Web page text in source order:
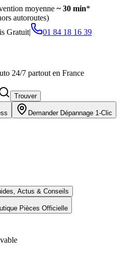
moyenne ~ 30 min*
autoroutes)
Gratuit| 01 84 18 16 39
24/7 partout en France
Trouver
Demander Dépannage 1-Clic
Actus & Conseils
Pièces Officielle